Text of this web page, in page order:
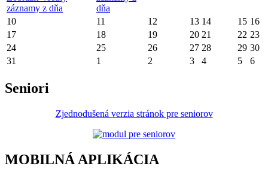
záznamy z dňa
dňa
10 11 12 13 14 15 16
17
18 19 20 21 22 23
24
25 26 27 28 29 30
31
1 2 3 4 5 6
Seniori
Zjednodušená verzia stránok pre seniorov
MOBILNÁ APLIKÁCIA